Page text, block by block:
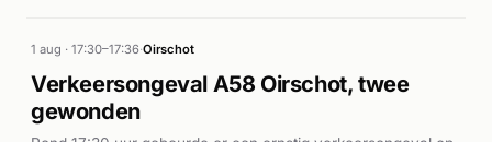
1 aug · 17:30–17:36·Oirschot
Verkeersongeval A58 Oirschot, twee
gewonden